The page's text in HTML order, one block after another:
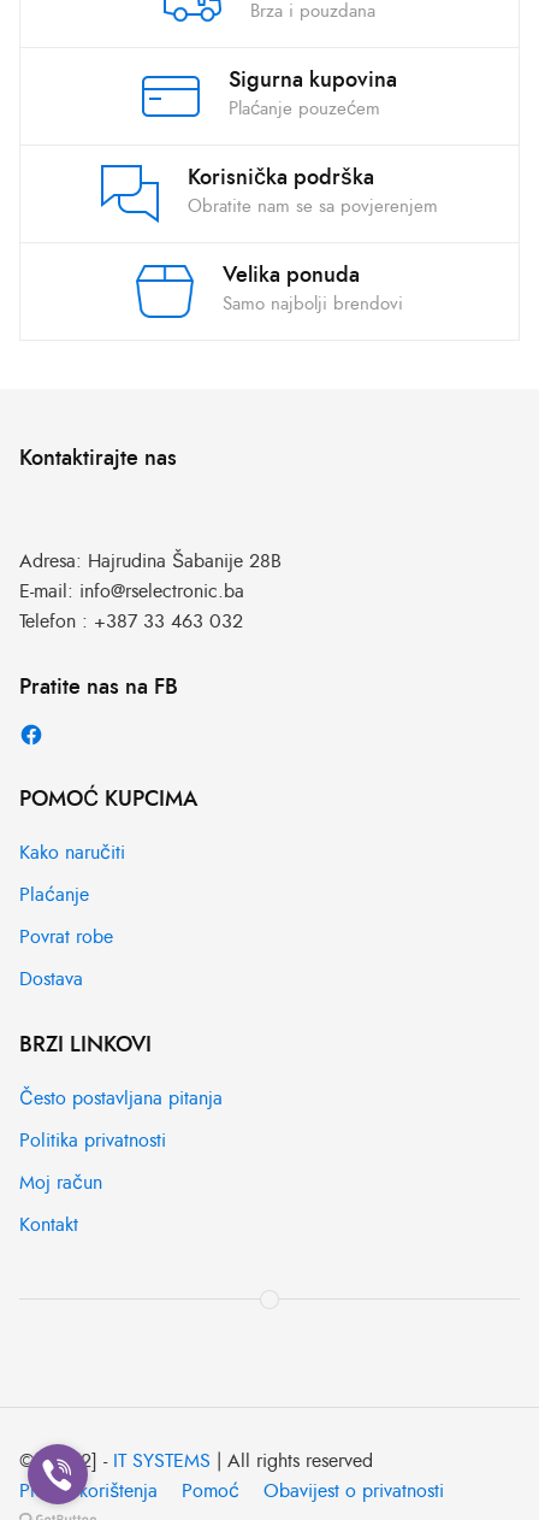
Brza i pouzdana
Sigurna kupovina
Plaćanje pouzećem
Korisnička podrška
Obratite nam se sa povjerenjem
Velika ponuda
Samo najbolji brendovi
Kontaktirajte nas
Adresa: Hajrudina Šabanije 28B
E-mail: info@rselectronic.ba
Telefon : +387 33 463 032
Pratite nas na FB
POMOĆ KUPCIMA
Kako naručiti
Plaćanje
Povrat robe
Dostava
BRZI LINKOVI
Često postavljana pitanja
Politika privatnosti
Moj račun
Kontakt
© [2022] - IT SYSTEMS | All rights reserved
Pravila korištenja
Pomoć Obavijest o privatnosti